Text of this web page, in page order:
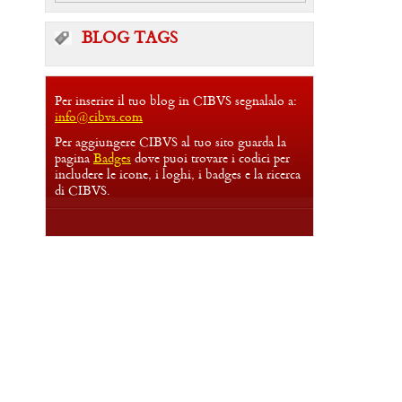
BLOG TAGS
Per inserire il tuo blog in CIBVS segnalalo a:
info@cibvs.com
Per aggiungere CIBVS al tuo sito guarda la
pagina Badges dove puoi trovare i codici per
includere le icone, i loghi, i badges e la ricerca
di CIBVS.